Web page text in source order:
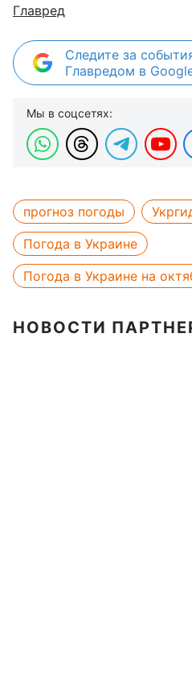
Главред
Следите за
Главредом в
Мы в соцсетях:
прогноз погоды
Погода в Украине
Погода в Украине на
НОВОСТИ